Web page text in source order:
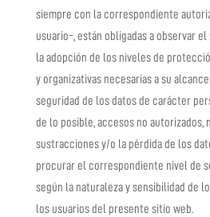
siempre con la correspondiente
usuario-, están obligadas a observar
la adopción de los niveles de
y organizativas necesarias a su
seguridad de los datos de carácter
de lo posible, accesos no autorizados,
sustracciones y/o la pérdida de los
procurar el correspondiente nivel de
según la naturaleza y sensibilidad de
los usuarios del presente sitio web.